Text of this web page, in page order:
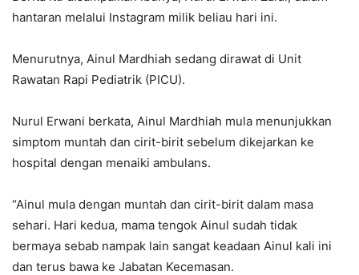
hantaran melalui Instagram milik beliau hari ini.
Menurutnya, Ainul Mardhiah sedang dirawat di Unit
Rawatan Rapi Pediatrik (PICU).
Nurul Erwani berkata, Ainul Mardhiah mula menunjukkan
simptom muntah dan cirit-birit sebelum dikejarkan ke
hospital dengan menaiki ambulans.
“Ainul mula dengan muntah dan cirit-birit dalam masa
sehari. Hari kedua, mama tengok Ainul sudah tidak
bermaya sebab nampak lain sangat keadaan Ainul kali ini
dan terus bawa ke Jabatan Kecemasan.